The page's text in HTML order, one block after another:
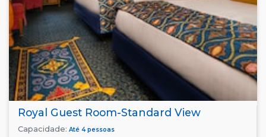
Royal Guest Room-Standard View
Capacidade: Até 4 pessoas